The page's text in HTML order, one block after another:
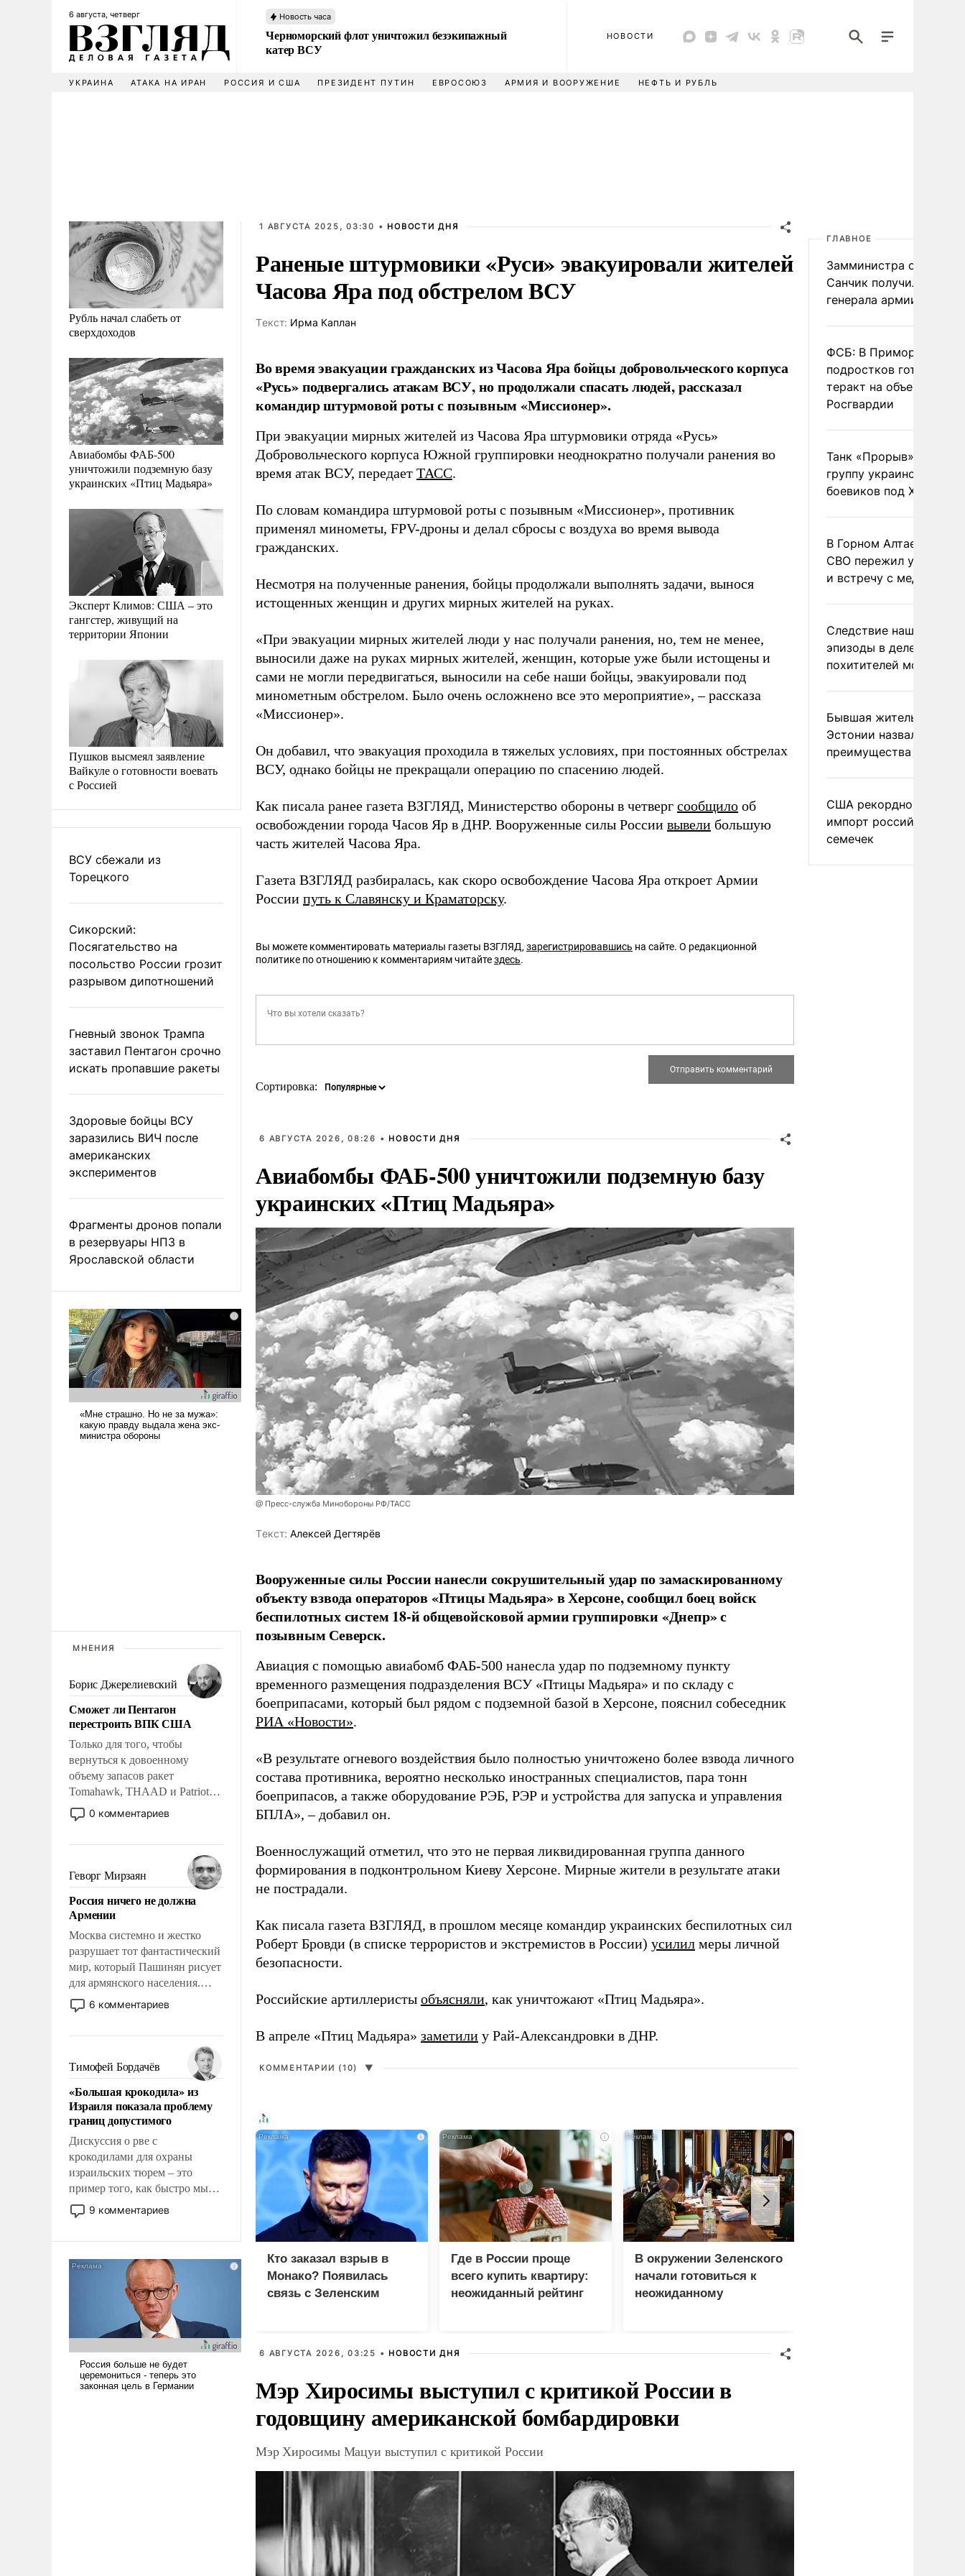
6 августа, четверг Новость часа
Черноморский флот уничтожил безэкипажный
катер ВСУ
НОВОСТИ
УКРАИНА АТАКА НА ИРАН РОССИЯ И США ПРЕЗИДЕНТ ПУТИН ЕВРОСОЮЗ АРМИЯ И ВООРУЖЕНИЕ НЕФТЬ И РУБЛЬ
Рубль начал слабеть от
сверхдоходов
Авиабомбы ФАБ-500
уничтожили подземную базу
украинских «Птиц Мадьяра»
Эксперт Климов: США – это
гангстер, живущий на
территории Японии
Пушков высмеял заявление
Вайкуле о готовности воевать
с Россией
ВСУ сбежали из
Торецкого
Сикорский:
Посягательство на
посольство России грозит
разрывом дипотношений
Гневный звонок Трампа
заставил Пентагон срочно
искать пропавшие ракеты
Здоровые бойцы ВСУ
заразились ВИЧ после
американских
экспериментов
Фрагменты дронов попали
в резервуары НПЗ в
Ярославской области
МНЕНИЯ
Борис Джерелиевский
Сможет ли Пентагон
перестроить ВПК США
Только для того, чтобы
вернуться к довоенному
объему запасов ракет
Tomahawk, THAAD и Patriot
США потребуется более трех
лет. Даже небольшая война с
Сложившаяся ситуация
означает многолетний период
уязвимости США, например,
перед Китаем.
0 комментариев
Геворг Мирзаян
Россия ничего не должна
Армении
Москва системно и жестко
разрушает тот фантастический
мир, который Пашинян рисует
для армянского населения.
Мир, где этому населению все
должны просто по
политические прожекты будут
беспрекословно оплачиваться
за счет российских
налогоплательщиков и где за
свои поступки не нужно
отвечать.
6 комментариев
Тимофей Бордачёв
«Большая крокодила» из
Израиля показала проблему
границ допустимого
Дискуссия о рве с
крокодилами для охраны
израильских тюрем – это
пример того, как быстро мы
двигаемся по пути
революционных изменений.
псевдонаучной фантастики,
стало всерьез обсуждаемой
9 комментариев
1 АВГУСТА 2025, 03:30 • НОВОСТИ ДНЯ
Раненые штурмовики «Руси» эвакуировали жителей
Часова Яра под обстрелом ВСУ
Tекст: Ирма Каплан
Во время эвакуации гражданских из Часова Яра бойцы добровольческого корпуса
«Русь» подвергались атакам ВСУ, но продолжали спасать людей, рассказал
командир штурмовой роты с позывным «Миссионер».
При эвакуации мирных жителей из Часова Яра штурмовики отряда «Русь»
Добровольческого корпуса Южной группировки неоднократно получали ранения во
время атак ВСУ, передает ТАСС.
По словам командира штурмовой роты с позывным «Миссионер», противник
применял минометы, FPV-дроны и делал сбросы с воздуха во время вывода
гражданских.
Несмотря на полученные ранения, бойцы продолжали выполнять задачи, вынося
истощенных женщин и других мирных жителей на руках.
«При эвакуации мирных жителей люди у нас получали ранения, но, тем не менее,
выносили даже на руках мирных жителей, женщин, которые уже были истощены и
сами не могли передвигаться, выносили на себе наши бойцы, эвакуировали под
минометным обстрелом. Было очень осложнено все это мероприятие», – рассказа
«Миссионер».
Он добавил, что эвакуация проходила в тяжелых условиях, при постоянных обстрелах
ВСУ, однако бойцы не прекращали операцию по спасению людей.
Как писала ранее газета ВЗГЛЯД, Министерство обороны в четверг сообщило об
освобождении города Часов Яр в ДНР. Вооруженные силы России вывели большую
часть жителей Часова Яра.
Газета ВЗГЛЯД разбиралась, как скоро освобождение Часова Яра откроет Армии
России путь к Славянску и Краматорску.
Вы можете комментировать материалы газеты ВЗГЛЯД, зарегистрировавшись на сайте. О редакционной
политике по отношению к комментариям читайтездесь.
Сортировка:
6 АВГУСТА 2026, 08:26 • НОВОСТИ ДНЯ
Авиабомбы ФАБ-500 уничтожили подземную базу
украинских «Птиц Мадьяра»
@ Пресс-служба Минобороны РФ/ТАСС
Tекст: Алексей Дегтярёв
Вооруженные силы России нанесли сокрушительный удар по замаскированному
объекту взвода операторов «Птицы Мадьяра» в Херсоне, сообщил боец войск
беспилотных систем 18-й общевойсковой армии группировки «Днепр» с
позывным Северск.
Авиация с помощью авиабомб ФАБ-500 нанесла удар по подземному пункту
временного размещения подразделения ВСУ «Птицы Мадьяра» и по складу с
боеприпасами, который был рядом с подземной базой в Херсоне, пояснил собеседник
РИА «Новости».
«В результате огневого воздействия было полностью уничтожено более взвода личного
состава противника, вероятно несколько иностранных специалистов, пара тонн
боеприпасов, а также оборудование РЭБ, РЭР и устройства для запуска и управления
БПЛА», – добавил он.
Военнослужащий отметил, что это не первая ликвидированная группа данного
формирования в подконтрольном Киеву Херсоне. Мирные жители в результате атаки
не пострадали.
Как писала газета ВЗГЛЯД, в прошлом месяце командир украинских беспилотных сил
Роберт Бровди (в списке террористов и экстремистов в России) усилил меры личной
безопасности.
Российские артиллеристы объясняли, как уничтожают «Птиц Мадьяра».
В апреле «Птиц Мадьяра» заметили у Рай-Александровки в ДНР.
КОММЕНТАРИИ (10) ▼
i
Кто заказал взрыв в
Монако? Появилась
связь с Зеленским
i
Где в России проще
всего купить квартиру:
неожиданный рейтинг
i
В окружении Зеленского
начали готовиться к
неожиданному
6 АВГУСТА 2026, 03:25 • НОВОСТИ ДНЯ
Мэр Хиросимы выступил с критикой России в
годовщину американской бомбардировки
Мэр Хиросимы Мацуи выступил с критикой России
ГЛАВНОЕ
Замминистра обороны
Санчик получил звание
генерала армии
ФСБ: В Приморье трое
подростков готовили
теракт на объекте
Росгвардии
Танк «Прорыв»
группу украинских
боевиков под
В Горном Алтае
СВО пережил удар
и встречу с медведем
Следствие нашло
эпизоды в деле
похитителей москвичек
Бывшая жительница
Эстонии назвала
преимущества России
США рекордно
импорт российских
семечек